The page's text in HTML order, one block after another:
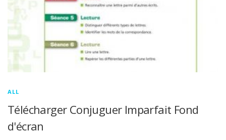
ALL
Télécharger Conjuguer Imparfait Fond
d'écran